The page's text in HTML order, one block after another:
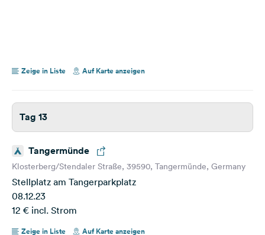
Zeige in Liste Auf Karte anzeigen
Tag 13
Tangermünde
Klosterberg/Stendaler Straße, 39590, Tangermünde, Germany
Stellplatz am Tangerparkplatz
08.12.23
12 € incl. Strom
Zeige in Liste Auf Karte anzeigen